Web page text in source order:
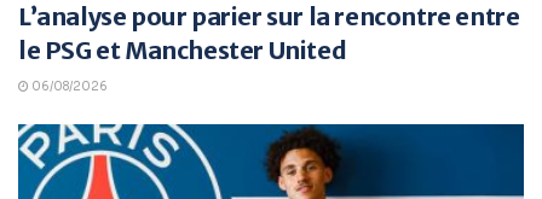
L’analyse pour parier sur la rencontre entre
le PSG et Manchester United
06/08/2026